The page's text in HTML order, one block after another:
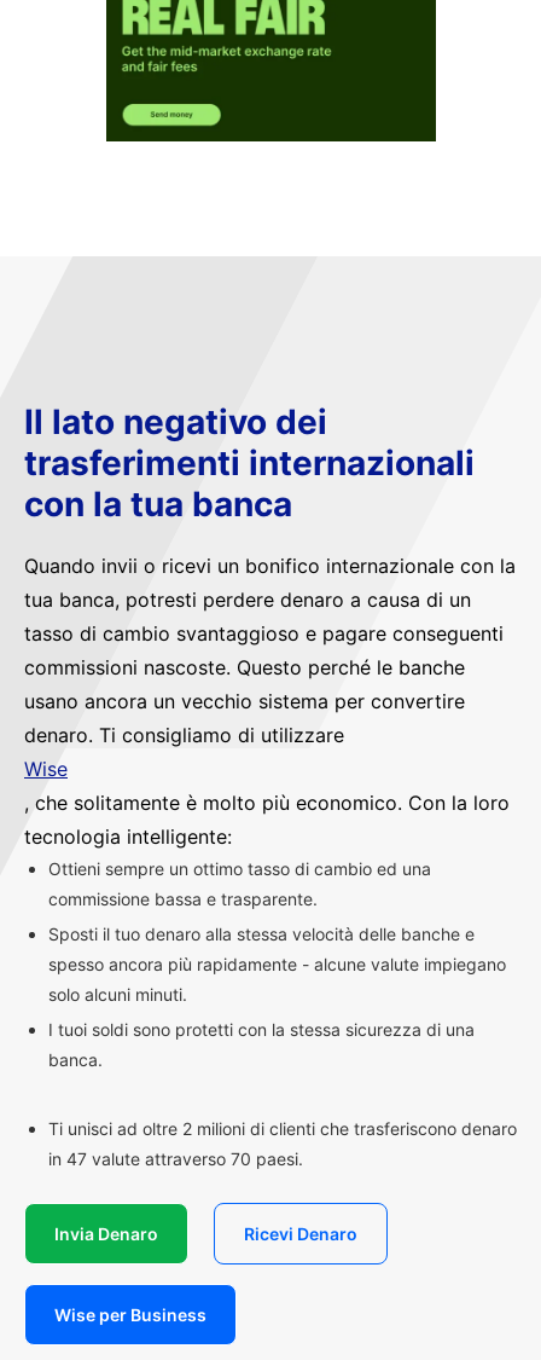
Il lato negativo dei
trasferimenti internazionali
con la tua banca
Quando invii o ricevi un bonifico internazionale con la
tua banca, potresti perdere denaro a causa di un
tasso di cambio svantaggioso e pagare conseguenti
commissioni nascoste. Questo perché le banche
usano ancora un vecchio sistema per convertire
denaro. Ti consigliamo di utilizzare
Wise
, che solitamente è molto più economico. Con la loro
tecnologia intelligente:
Ottieni sempre un ottimo tasso di cambio ed una
commissione bassa e trasparente.
Sposti il tuo denaro alla stessa velocità delle banche e
spesso ancora più rapidamente - alcune valute impiegano
solo alcuni minuti.
I tuoi soldi sono protetti con la stessa sicurezza di una
banca.
Ti unisci ad oltre 2 milioni di clienti che trasferiscono denaro
in 47 valute attraverso 70 paesi.
Invia Denaro Ricevi Denaro
Wise per Business